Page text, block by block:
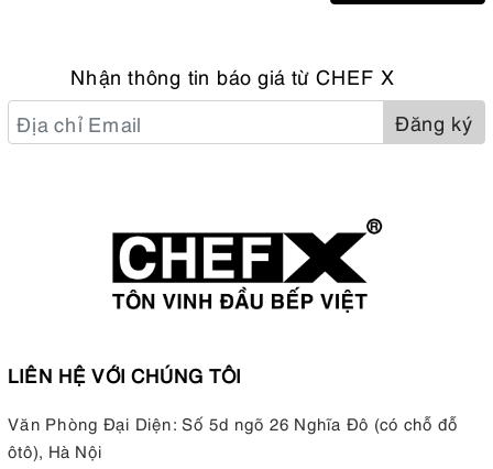
Nhận thông tin báo giá từ CHEF X
Đăng ký
LIÊN HỆ VỚI CHÚNG TÔI
Văn Phòng Đại Diện: Số 5d ngõ 26 Nghĩa Đô (có chỗ đỗ
ôtô), Hà Nội